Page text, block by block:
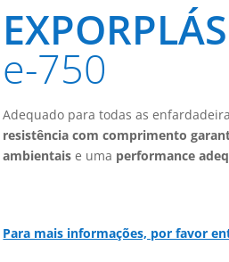
EXPORPLÁS
e-750
Adequado para todas as
resistência com comprimento
ambientais e uma performance
Para mais informações, por favor